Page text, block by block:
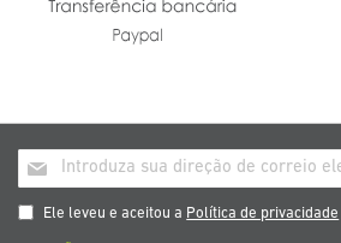
Inscrição
a
nossoEle leveu e aceitou a Política de privacidade